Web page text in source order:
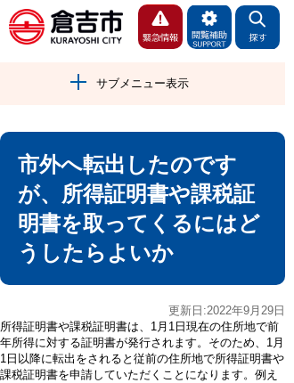
サブメニュー表示
市外へ転出したのです
が、所得証明書や課税証
明書を取ってくるにはど
うしたらよいか
更新日:2022年9月29日
所得証明書や課税証明書は、1月1日現在の住所地で前
年所得に対する証明書が発行されます。そのため、1月
1日以降に転出をされると従前の住所地で所得証明書や
課税証明書を申請していただくことになります。例え